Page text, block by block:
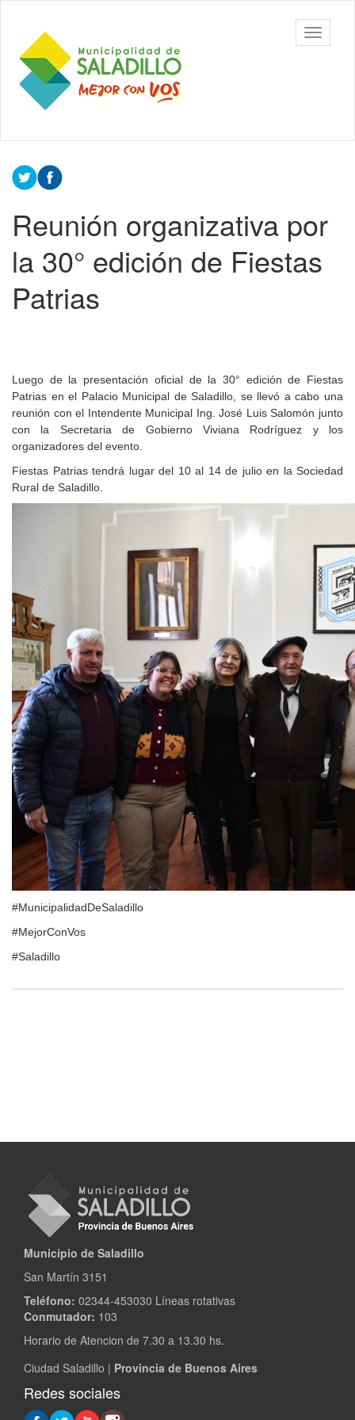
contenido
principal
Municipalidad
de Saladillo
barra
Contenido
principal
Reunión organizativa por
la 30° edición de Fiestas
Patrias
Luego de la presentación oficial de la 30° edición de Fiestas
Patrias en el Palacio Municipal de Saladillo, se llevó a cabo una
reunión con el Intendente Municipal Ing. José Luis Salomón junto
con la Secretaria de Gobierno Viviana Rodríguez y los
organizadores del evento.
Fiestas Patrias tendrá lugar del 10 al 14 de julio en la Sociedad
Rural de Saladillo.
#MunicipalidadDeSaladillo
#MejorConVos
#Saladillo
Municipio de Saladillo
San Martín 3151
Teléfono: 02344-453030 Líneas rotativas
Conmutador: 103
Horario de Atencion de 7.30 a 13.30 hs.
Ciudad Saladillo | Provincia de Buenos Aires
Redes sociales